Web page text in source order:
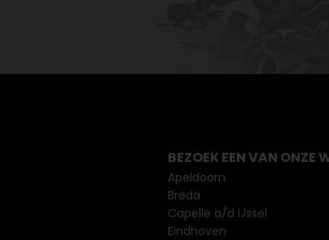
BEZOEK EEN VAN ONZE
Apeldoorn
Breda
Capelle a/d IJssel
Eindhoven